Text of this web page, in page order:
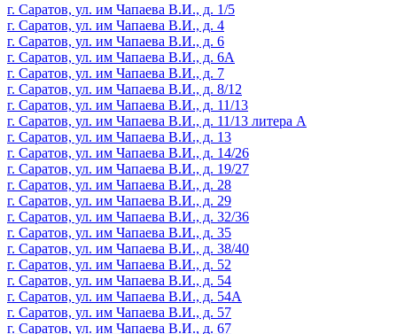
г. Саратов, ул. им Чапаева В.И., д. 1/5
г. Саратов, ул. им Чапаева В.И., д. 4
г. Саратов, ул. им Чапаева В.И., д. 6
г. Саратов, ул. им Чапаева В.И., д. 6А
г. Саратов, ул. им Чапаева В.И., д. 7
г. Саратов, ул. им Чапаева В.И., д. 8/12
г. Саратов, ул. им Чапаева В.И., д. 11/13
г. Саратов, ул. им Чапаева В.И., д. 11/13 литера А
г. Саратов, ул. им Чапаева В.И., д. 13
г. Саратов, ул. им Чапаева В.И., д. 14/26
г. Саратов, ул. им Чапаева В.И., д. 19/27
г. Саратов, ул. им Чапаева В.И., д. 28
г. Саратов, ул. им Чапаева В.И., д. 29
г. Саратов, ул. им Чапаева В.И., д. 32/36
г. Саратов, ул. им Чапаева В.И., д. 35
г. Саратов, ул. им Чапаева В.И., д. 38/40
г. Саратов, ул. им Чапаева В.И., д. 52
г. Саратов, ул. им Чапаева В.И., д. 54
г. Саратов, ул. им Чапаева В.И., д. 54А
г. Саратов, ул. им Чапаева В.И., д. 57
г. Саратов, ул. им Чапаева В.И., д. 67